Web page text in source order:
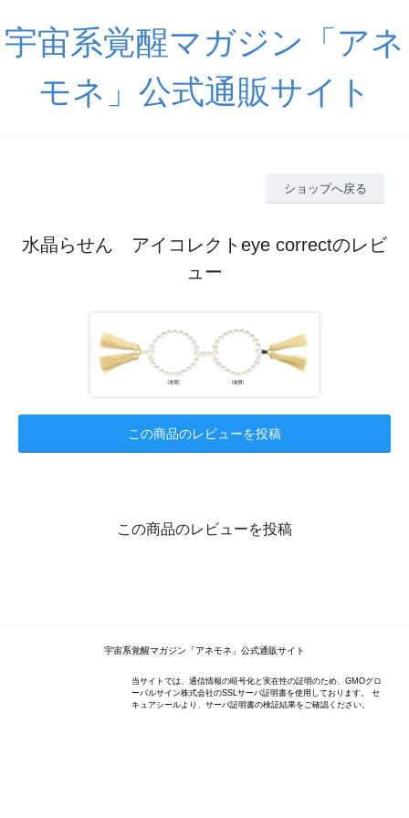
宇宙系覚醒マガジン「アネ
モネ」公式通販サイト
ショップへ戻る
水晶らせん アイコレクトeye correctのレビ
ュー
この商品のレビューを投稿
この商品のレビューを投稿
宇宙系覚醒マガジン「アネモネ」公式通販サイト
当サイトでは、通信情報の暗号化と実在性の証明のため、GMOグロ
ーバルサイン株式会社のSSLサーバ証明書を使用しております。 セ
キュアシールより、サーバ証明書の検証結果をご確認ください。